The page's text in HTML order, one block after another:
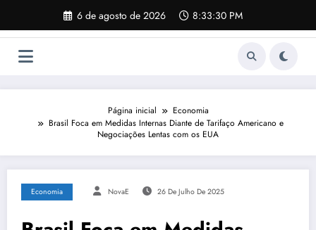
o
6 de agosto de 2026 8:33:31 PM
Página inicial
Economia
Brasil Foca em Medidas Internas Diante de Tarifaço Americano e
Negociações Lentas com os EUA
Economia NovaE 26 De Julho De 2025